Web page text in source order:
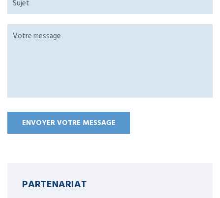
PARTENARIAT